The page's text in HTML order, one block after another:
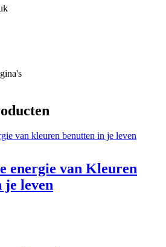
energie van Kleuren
je leven